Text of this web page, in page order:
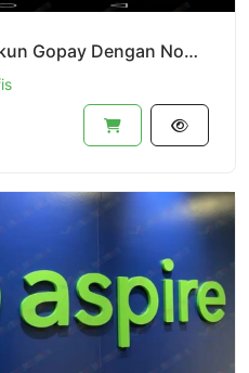
Jual Jasa Pembuatan Akun Gopay Dengan Nomor Kanada Dan USA +1 With New Email